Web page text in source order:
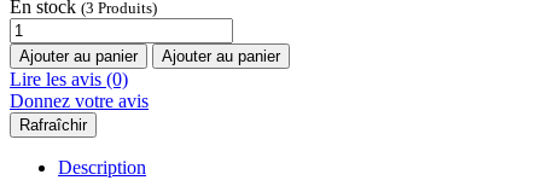
En stock (3 Produits)
Ajouter au panier Ajouter au panier
Lire les avis (0)
Donnez votre avis
Description